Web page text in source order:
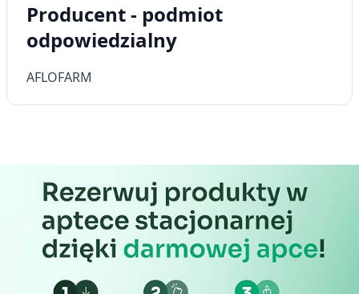
Producent - podmiot
odpowiedzialny
AFLOFARM